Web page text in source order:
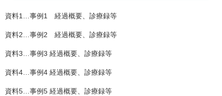
資料1…事例1 経過概要、診療録等
資料2…事例2 経過概要、診療録等
資料3…事例3 経過概要、診療録等
資料4…事例4 経過概要、診療録等
資料5…事例5 経過概要、診療録等